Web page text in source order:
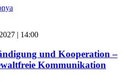
| 14:00
und Kooperation –
Kommunikation